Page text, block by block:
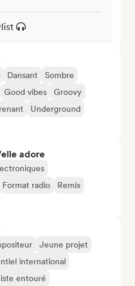
Dansant
Sombre
Good vibes
Groovy
Underground
adore
Format radio
Remix
Jeune projet
international
entouré